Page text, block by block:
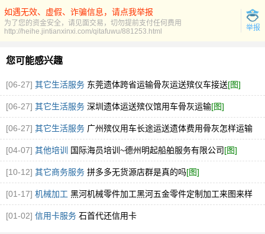
如遇无效、虚假、诈骗信息，请点我举报
为了您的资金安全，请见面交易，切勿提前支付任何费用
举报
http://heihe.jintianxinxi.com/qitafuwu/881253.html
您可能感兴趣
[06-27] 其它生活服务 东莞遗体跨省运输骨灰运送殡仪车接送[图]
[06-27] 其它生活服务 深圳遗体运送殡仪馆用车骨灰运输[图]
[06-27] 其它生活服务 广州殡仪用车长途运送遗体费用骨灰怎样运输
[图]
[04-07] 其他培训 国际海员培训~德州明起船舶服务有限公司[图]
[10-12] 其它商务服务 拼多多无货源店群是真的吗[图]
[01-17] 机械加工 黑河机械零件加工黑河五金零件定制加工来图来样
[图]
[01-02] 信用卡服务 石首代还信用卡